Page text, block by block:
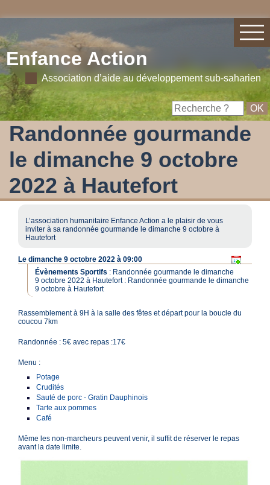
Enfance Action
Association d’aide au développement sub-saharien
Randonnée gourmande
le dimanche 9 octobre
2022 à Hautefort
L’association humanitaire Enfance Action a le plaisir de vous
inviter à sa randonnée gourmande le dimanche 9 octobre à
Hautefort
Le dimanche 9 octobre 2022 à 09:00
Évènements Sportifs : Randonnée gourmande le dimanche
9 octobre 2022 à Hautefort: Randonnée gourmande le dimanche
9 octobre à Hautefort
Rassemblement à 9H à la salle des fêtes et départ pour la boucle du
coucou 7km
Randonnée : 5€ avec repas :17€
Menu :
Potage
Crudités
Sauté de porc - Gratin Dauphinois
Tarte aux pommes
Café
Même les non-marcheurs peuvent venir, il suffit de réserver le repas
avant la date limite.